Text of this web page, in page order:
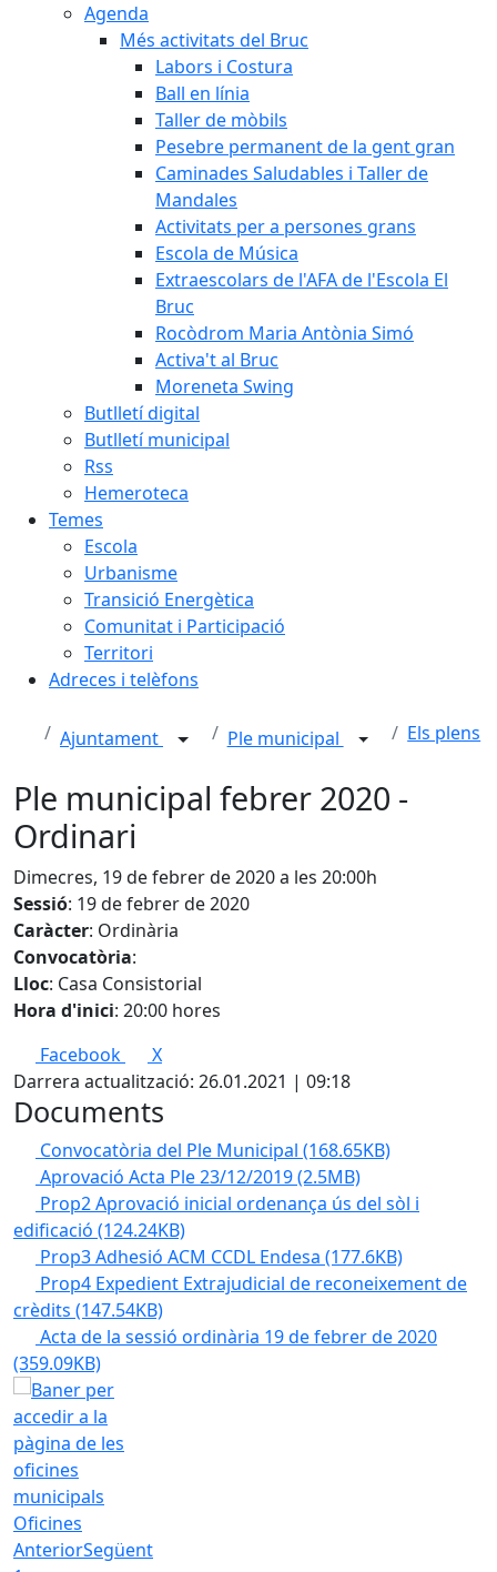
Agenda
Més activitats del Bruc
Labors i Costura
Ball en línia
Taller de mòbils
Pesebre permanent de la gent gran
Caminades Saludables i Taller de
Mandales
Activitats per a persones grans
Escola de Música
Extraescolars de l'AFA de l'Escola El
Bruc
Rocòdrom Maria Antònia Simó
Activa't al Bruc
Moreneta Swing
Butlletí digital
Butlletí municipal
Rss
Hemeroteca
Temes
Escola
Urbanisme
Transició Energètica
Comunitat i Participació
Territori
Adreces i telèfons
Ajuntament Ple municipal Els plens
Ple municipal febrer 2020 -
Ordinari
Dimecres, 19 de febrer de 2020 a les 20:00h
Sessió: 19 de febrer de 2020
Caràcter: Ordinària
Convocatòria:
Lloc: Casa Consistorial
Hora d'inici: 20:00 hores
Facebook
X
Darrera actualització: 26.01.2021 | 09:18
Documents
Convocatòria del Ple Municipal (168.65KB)
Aprovació Acta Ple 23/12/2019(2.5MB)
Prop2 Aprovació inicial ordenança ús del sòl i
edificació (124.24KB)
Prop3 Adhesió ACM CCDL Endesa (177.6KB)
Prop4 Expedient Extrajudicial de reconeixement de
crèdits (147.54KB)
Acta de la sessió ordinària 19 de febrer de 2020
(359.09KB)
Oficines
AnteriorSegüent